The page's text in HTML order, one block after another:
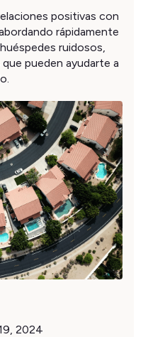
positivas con
rápidamente
ruidosos,
pueden ayudarte a
2024